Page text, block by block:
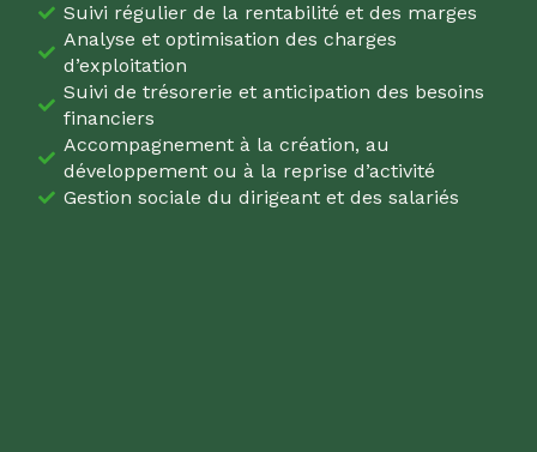
Suivi régulier de la rentabilité et des marges
Analyse et optimisation des charges
d’exploitation
Suivi de trésorerie et anticipation des besoins
financiers
Accompagnement à la création, au
développement ou à la reprise d’activité
Gestion sociale du dirigeant et des salariés